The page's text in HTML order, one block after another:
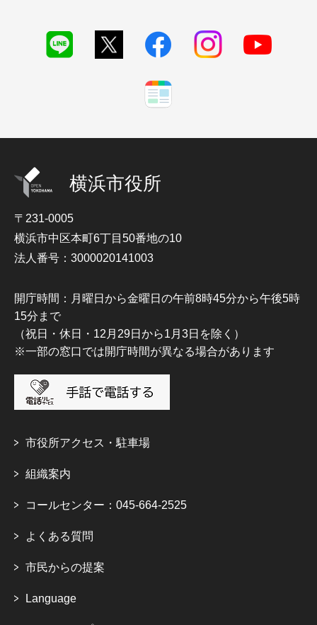
横浜市役所
〒231-0005
横浜市中区本町6丁目50番地の10
法人番号：3000020141003
開庁時間：月曜日から金曜日の午前8時45分から午後5時
15分まで
（祝日・休日・12月29日から1月3日を除く）
※一部の窓口では開庁時間が異なる場合があります
市役所アクセス・駐車場
組織案内
コールセンター：045-664-2525
よくある質問
市民からの提案
Language